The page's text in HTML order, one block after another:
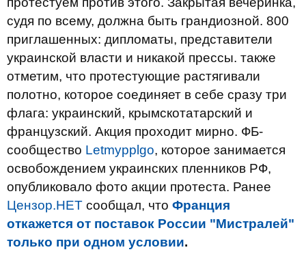
судя по всему, должна быть грандиозной. 800
приглашенных: дипломаты, представители
украинской власти и никакой прессы. также
отметим, что протестующие растягивали
полотно, которое соединяет в себе сразу три
флага: украинский, крымскотатарский и
французский. Акция проходит мирно. ФБ-
сообщество Letmypplgo, которое занимается
освобождением украинских пленников РФ,
опубликовало фото акции протеста. Ранее
Цензор.НЕТ сообщал, что Франция
откажется от поставок России "Мистралей"
только при одном условии.